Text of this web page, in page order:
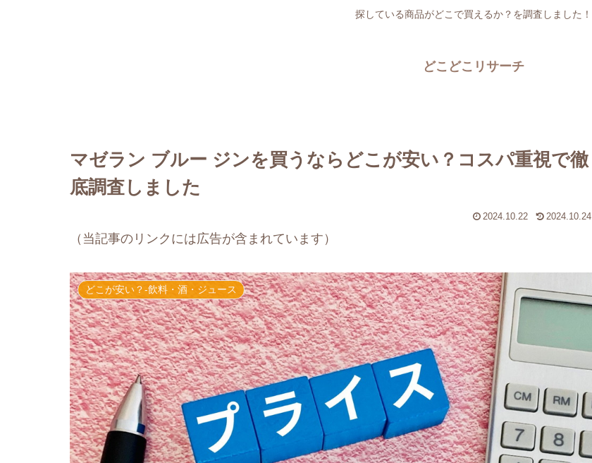
探している商品がどこで買えるか？を調査しました！
どこどこリサーチ
マゼラン ブルー ジンを買うならどこが安い？コスパ重視で徹
底調査しました
2024.10.22 2024.10.24
（当記事のリンクには広告が含まれています）
どこが安い？-飲料・酒・ジュース